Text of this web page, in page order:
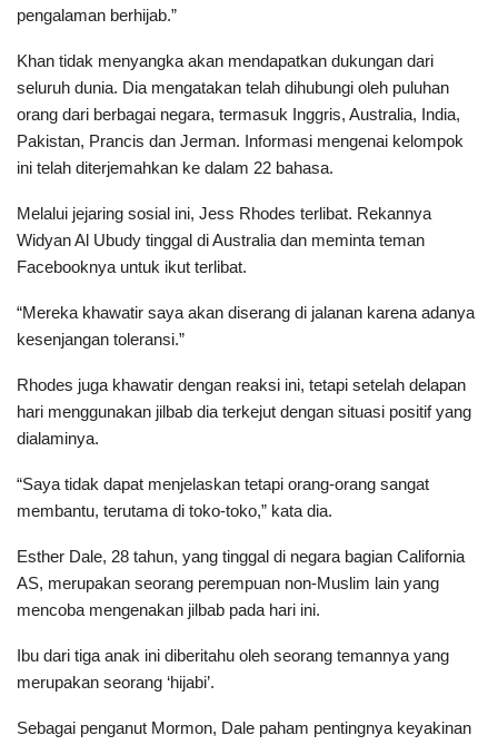
pengalaman berhijab.”
Khan tidak menyangka akan mendapatkan dukungan dari
seluruh dunia. Dia mengatakan telah dihubungi oleh puluhan
orang dari berbagai negara, termasuk Inggris, Australia, India,
Pakistan, Prancis dan Jerman. Informasi mengenai kelompok
ini telah diterjemahkan ke dalam 22 bahasa.
Melalui jejaring sosial ini, Jess Rhodes terlibat. Rekannya
Widyan Al Ubudy tinggal di Australia dan meminta teman
Facebooknya untuk ikut terlibat.
“Mereka khawatir saya akan diserang di jalanan karena adanya
kesenjangan toleransi.”
Rhodes juga khawatir dengan reaksi ini, tetapi setelah delapan
hari menggunakan jilbab dia terkejut dengan situasi positif yang
dialaminya.
“Saya tidak dapat menjelaskan tetapi orang-orang sangat
membantu, terutama di toko-toko,” kata dia.
Esther Dale, 28 tahun, yang tinggal di negara bagian California
AS, merupakan seorang perempuan non-Muslim lain yang
mencoba mengenakan jilbab pada hari ini.
Ibu dari tiga anak ini diberitahu oleh seorang temannya yang
merupakan seorang ‘hijabi’.
Sebagai penganut Mormon, Dale paham pentingnya keyakinan